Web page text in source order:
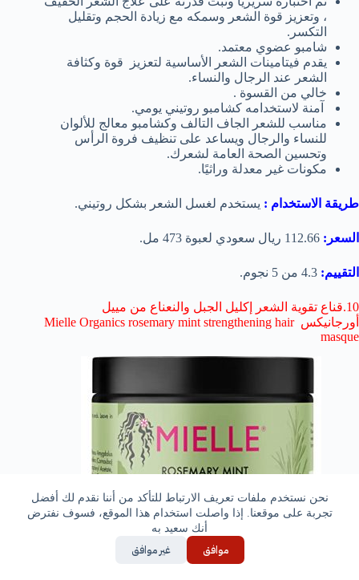
نحن نستخدم ملفات تعريف الارتباط للتأكد من أننا نقدم لك أفضل
تجربة على موقعنا. إذا واصلت استخدام هذا الموقع، فسوف نفترض
أنك سعيد به
موافق غير موافق
، وتعزيز قوة الشعر وسمكه مع زيادة الحجم وتقليل
التكسر.
شامبو عضوي معتمد.
يقدم فيتامينات الشعر الأساسية لتعزيز قوة وكثافة
الشعر عند الرجال والنساء.
خالي من القسوة .
آمنة لاستخدامه كشامبو روتيني يومي.
مناسب للشعر الجاف التالف وكشامبو معالج للألوان
للنساء والرجال ويساعد على تنظيف فروة الرأس
وتحسين الصحة العامة لشعرك.
مكونات غير معدلة وراثيًا.
طريقة الاستخدام : يستخدم لغسل الشعر بشكل روتيني.
السعر: 112.66 ريال سعودي لعبوة 473 مل.
التقييم: 4.3 من 5 نجوم.
10.قناع تقوية الشعر إكليل الجبل والنعناع من مييل
أورجانيكس Mielle Organics rosemary mint strengthening hair
masque